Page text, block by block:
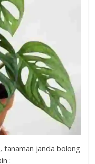
tanaman janda bolong
: